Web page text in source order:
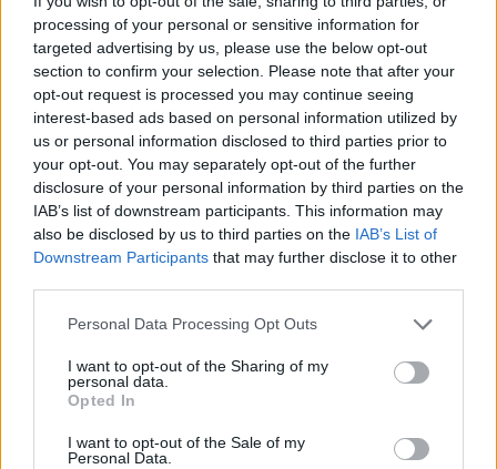
processing of your personal or sensitive information for
targeted advertising by us, please use the below opt-out
section to confirm your selection. Please note that after your
opt-out request is processed you may continue seeing
interest-based ads based on personal information utilized by
us or personal information disclosed to third parties prior to
your opt-out. You may separately opt-out of the further
disclosure of your personal information by third parties on the
IAB’s list of downstream participants. This information may
also be disclosed by us to third parties on the IAB’s List of
Downstream Participants that may further disclose it to other
Please note that this website/app uses one or more Google
not limited to your visit or usage behaviour. You may click to
grant or deny consent to Google and its third-party tags to
use your data for below specified purposes in below Google
consent section.
Personal Data Processing Opt Outs
I want to opt-out of the Sharing of my
personal data.
Opted In
I want to opt-out of the Sale of my
Personal Data.
Ha ezt érzed evés után, a szervezeted fontos dologra
próbál figyelmeztetni